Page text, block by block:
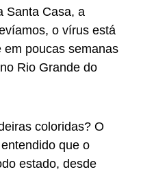
Santa Casa, a
o vírus está
poucas semanas
Rio Grande do
coloridas? O
que o
estado, desde